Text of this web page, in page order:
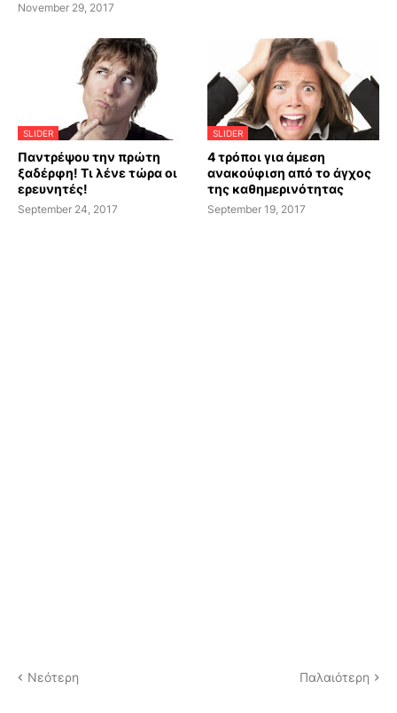
November 29, 2017
SLIDER
Παντρέψου την πρώτη
ξαδέρφη! Τι λένε τώρα οι
ερευνητές!
September 24, 2017
SLIDER
4 τρόποι για άμεση
ανακούφιση από το άγχος
της καθημερινότητας
September 19, 2017
Νεότερη Παλαιότερη